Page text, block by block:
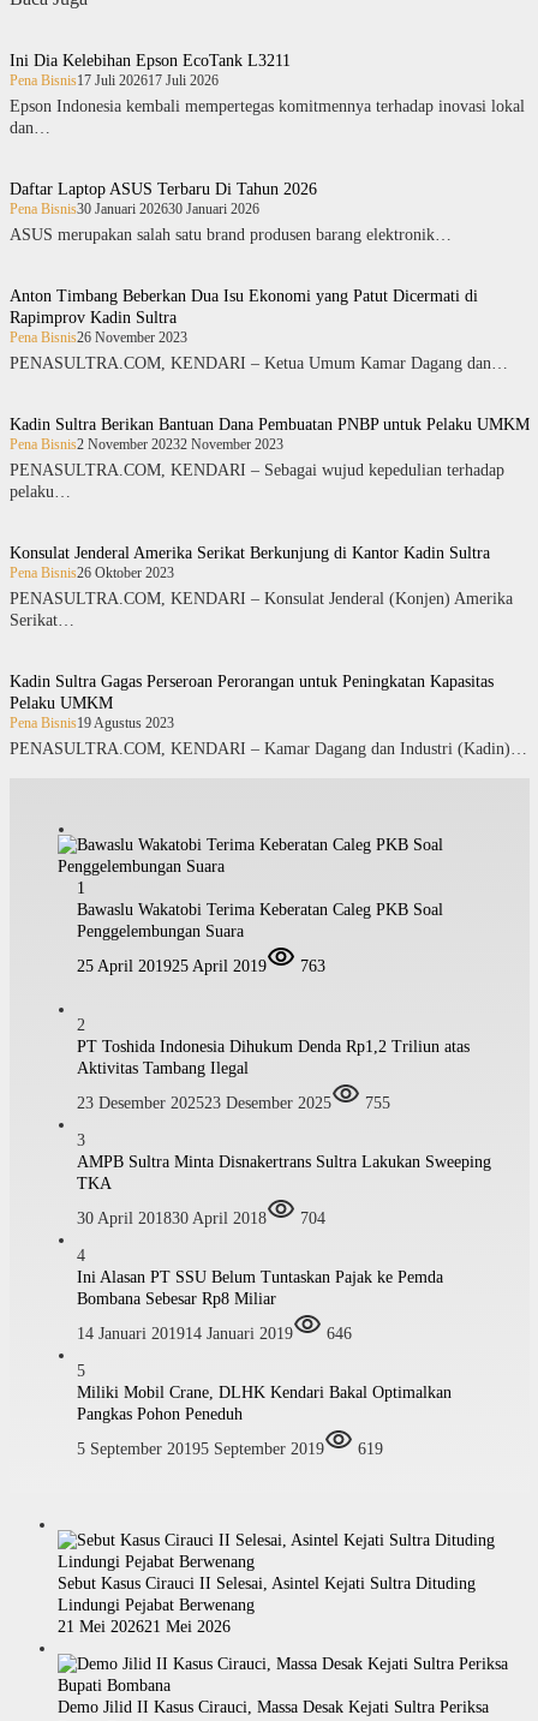
Ini Dia Kelebihan Epson EcoTank L3211
Pena Bisnis17 Juli 202617 Juli 2026
Epson Indonesia kembali mempertegas komitmennya terhadap inovasi lokal
dan…
Daftar Laptop ASUS Terbaru Di Tahun 2026
Pena Bisnis30 Januari 202630 Januari 2026
ASUS merupakan salah satu brand produsen barang elektronik…
Anton Timbang Beberkan Dua Isu Ekonomi yang Patut Dicermati di
Rapimprov Kadin Sultra
Pena Bisnis26 November 2023
PENASULTRA.COM, KENDARI – Ketua Umum Kamar Dagang dan…
Kadin Sultra Berikan Bantuan Dana Pembuatan PNBP untuk Pelaku UMKM
Pena Bisnis2 November 20232 November 2023
PENASULTRA.COM, KENDARI – Sebagai wujud kepedulian terhadap
pelaku…
Konsulat Jenderal Amerika Serikat Berkunjung di Kantor Kadin Sultra
Pena Bisnis26 Oktober 2023
PENASULTRA.COM, KENDARI – Konsulat Jenderal (Konjen) Amerika
Serikat…
Kadin Sultra Gagas Perseroan Perorangan untuk Peningkatan Kapasitas
Pelaku UMKM
Pena Bisnis19 Agustus 2023
PENASULTRA.COM, KENDARI – Kamar Dagang dan Industri (Kadin)…
1
Bawaslu Wakatobi Terima Keberatan Caleg PKB Soal
Penggelembungan Suara
25 April 201925 April 2019 763
2
PT Toshida Indonesia Dihukum Denda Rp1,2 Triliun atas
Aktivitas Tambang Ilegal
23 Desember 202523 Desember 2025 755
3
AMPB Sultra Minta Disnakertrans Sultra Lakukan Sweeping
TKA
30 April 201830 April 2018 704
4
Ini Alasan PT SSU Belum Tuntaskan Pajak ke Pemda
Bombana Sebesar Rp8 Miliar
14 Januari 201914 Januari 2019 646
5
Miliki Mobil Crane, DLHK Kendari Bakal Optimalkan
Pangkas Pohon Peneduh
5 September 20195 September 2019 619
Sebut Kasus Cirauci II Selesai, Asintel Kejati Sultra Dituding
Lindungi Pejabat Berwenang
21 Mei 202621 Mei 2026
Demo Jilid II Kasus Cirauci, Massa Desak Kejati Sultra Periksa